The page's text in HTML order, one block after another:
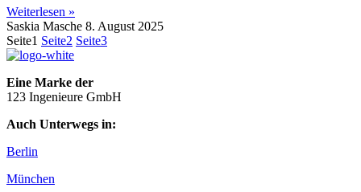
Weiterlesen »
Saskia Masche 8. August 2025
Seite1 Seite2 Seite3
Eine Marke der
123 Ingenieure GmbH
Auch Unterwegs in:
Berlin
München